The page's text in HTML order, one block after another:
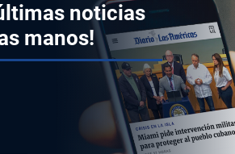
noticias
manos!